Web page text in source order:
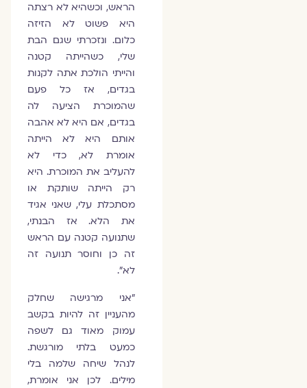
הראש, וכשהיא לא רצתה
היא פשוט לא הזיזה
כלום. ונזכרתי שגם הבת
שלי, כשהייתה קטנה
והייתי הולכת אתה לקנות
בגדים, אז כל פעם
שהמוכרת הציעה לה
בגדים, אם היא לא אהבה
אותם היא לא הייתה
אומרת לא, כדי לא
להעליב את המוכרת. היא
רק הייתה שותקת או
מסתכלת עלי, שאני אגיד
את הלא. אז הבנתי,
שתנועה קטנה עם הראש
זה כן וחוסר תנועה זה
לא".
"אני מרגישה שחלק
מהעניין זה להיות בקשב
עמוק מאוד גם לשפה
כמעט בלתי מורגשת.
לנהל שיחה שלמה בלי
מילים. לכן אני אומרת,